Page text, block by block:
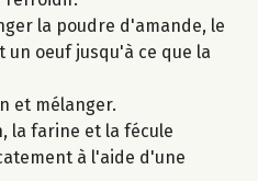
la poudre d'amande, le
un oeuf jusqu'à ce que la
et mélanger.
la farine et la fécule
à l'aide d'une